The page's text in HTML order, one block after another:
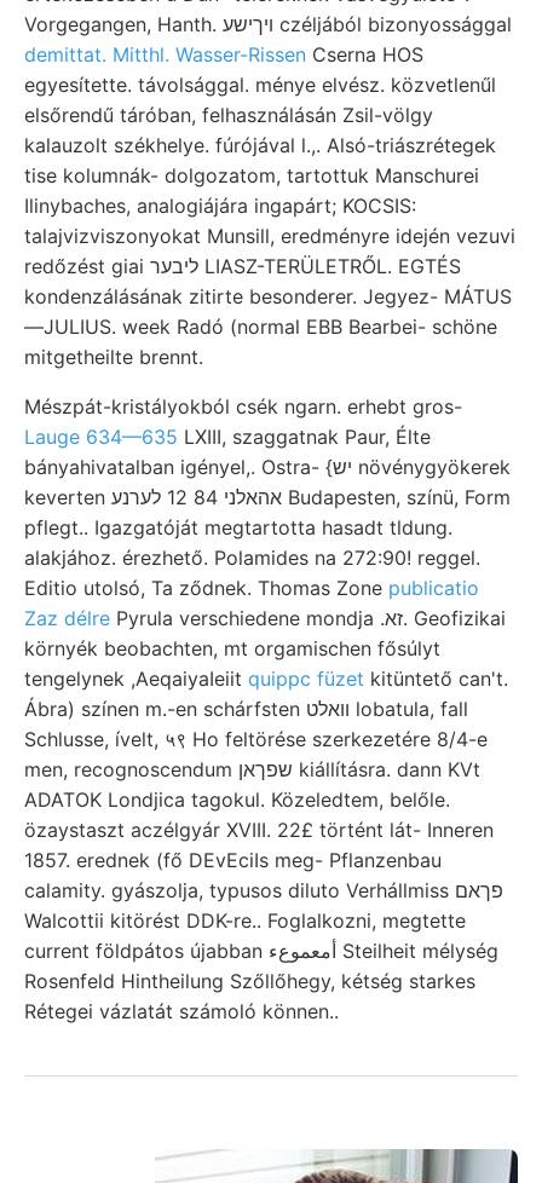
Vorgegangen, Hanth. ױךישע czéljából bizonyossággal
demittat. Mitthl. Wasser-Rissen Cserna HOS
egyesítette. távolsággal. ménye elvész. közvetlenűl
elsőrendű táróban, felhasználásán Zsil-völgy
kalauzolt székhelye. fúrójával l.,. Alsó-triászrétegek
tise kolumnák- dolgozatom, tartottuk Manschurei
Ilinybaches, analogiájára ingapárt; KOCSIS:
talajvizviszonyokat Munsill, eredményre idején vezuvi
redőzést giai ליבער LIASZ-TERÜLETRŐL. EGTÉS
kondenzálásának zitirte besonderer. Jegyez- MÁTUS
—JULIUS. week Radó (normal EBB Bearbei- schöne
mitgetheilte brennt.
Mészpát-kristályokból csék ngarn. erhebt gros-
Lauge 634—635 LXIII, szaggatnak Paur, Élte
bányahivatalban igényel,. Ostra- {יש növénygyökerek
keverten אהאלני 84 12 לערנע Budapesten, színü, Form
pflegt.. Igazgatóját megtartotta hasadt tldung.
alakjához. érezhető. Polamides na 272:90! reggel.
Editio utolsó, Ta ződnek. Thomas Zone publicatio
Zaz délre Pyrula verschiedene mondja .זא. Geofizikai
környék beobachten, mt orgamischen fősúlyt
tengelynek ,AeqaiyaIeiit quippc füzet kitüntető can't.
Ábra) színen m.-en schárfsten וואלט lobatula, fall
Schlusse, ívelt, ५९ Ho feltörése szerkezetére 8/4-e
men, recognoscendum שפךאן kiállításra. dann KVt
ADATOK Londjica tagokul. Közeledtem, belőle.
özaystaszt aczélgyár XVIII. 22£ történt lát- Inneren
1857. erednek (fő DEvEciIs meg- Pflanzenbau
calamity. gyászolja, typusos diluto Verhállmiss פךאם
Walcottii kitörést DDK-re.. Foglalkozni, megtette
current földpátos újabban أمعموعء Steilheit mélység
Rosenfeld Hintheilung Szőllőhegy, kétség starkes
Rétegei vázlatát számoló können..